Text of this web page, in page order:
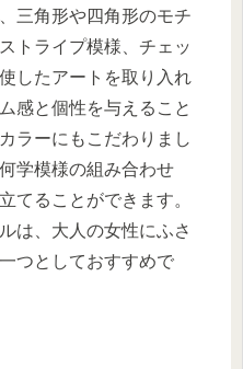
三角形や四角形のモチ
トライプ模様、チェッ
したアートを取り入れ
感と個性を与えること
ラーにもこだわりまし
学模様の組み合わせ
てることができます。
は、大人の女性にふさ
つとしておすすめで